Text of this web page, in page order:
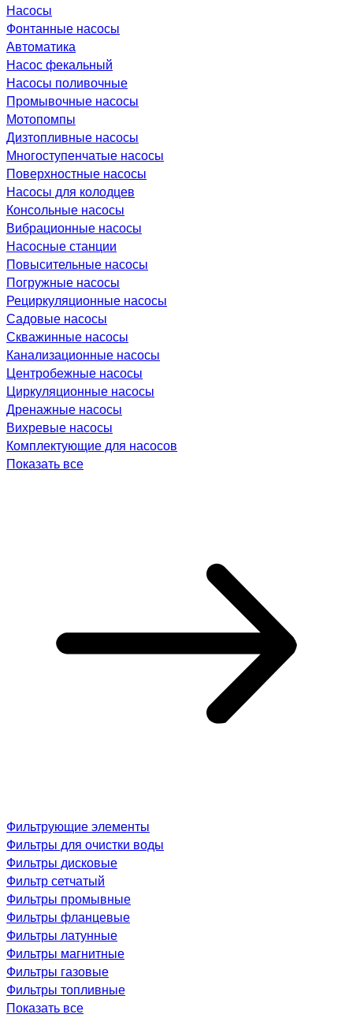
Насосы
Фонтанные насосы
Автоматика
Насос фекальный
Насосы поливочные
Промывочные насосы
Мотопомпы
Дизтопливные насосы
Многоступенчатые насосы
Поверхностные насосы
Насосы для колодцев
Консольные насосы
Вибрационные насосы
Насосные станции
Повысительные насосы
Погружные насосы
Рециркуляционные насосы
Садовые насосы
Скважинные насосы
Канализационные насосы
Центробежные насосы
Циркуляционные насосы
Дренажные насосы
Вихревые насосы
Комплектующие для насосов
Показать все
Фильтрующие элементы
Фильтры для очистки воды
Фильтры дисковые
Фильтр сетчатый
Фильтры промывные
Фильтры фланцевые
Фильтры латунные
Фильтры магнитные
Фильтры газовые
Фильтры топливные
Показать все